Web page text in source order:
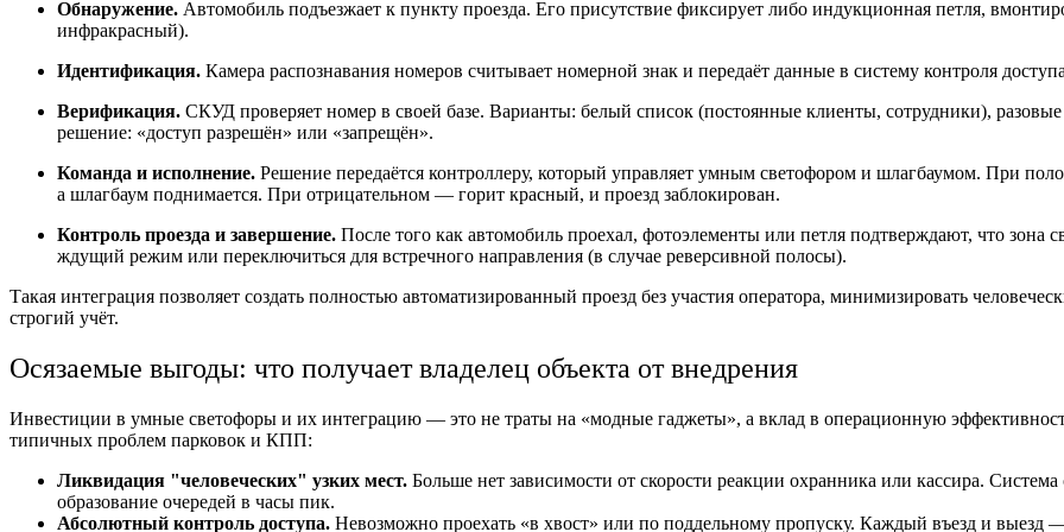
Обнаружение. Автомобиль подъезжает к пункту проезда. Его присутствие фиксирует либо индукционная петля,
инфракрасный).
Идентификация. Камера распознавания номеров считывает номерной знак и передаёт данные в систему контроля
Верификация. СКУД проверяет номер в своей базе. Варианты: белый список (постоянные клиенты, сотрудники),
решение: «доступ разрешён» или «запрещён».
Команда и исполнение. Решение передаётся контроллеру, который управляет умным светофором и шлагбаумом. При
а шлагбаум поднимается. При отрицательном — горит красный, и проезд заблокирован.
Контроль проезда и завершение. После того как автомобиль проехал, фотоэлементы или петля подтверждают, что зона
ждущий режим или переключиться для встречного направления (в случае реверсивной полосы).
Такая интеграция позволяет создать полностью автоматизированный проезд без участия оператора, минимизировать
строгий учёт.
Осязаемые выгоды: что получает владелец объекта от внедрения
Инвестиции в умные светофоры и их интеграцию — это не траты на «модные гаджеты», а вклад в операционную
типичных проблем парковок и КПП:
Ликвидация "человеческих" узких мест. Больше нет зависимости от скорости реакции охранника или кассира.
образование очередей в часы пик.
Абсолютный контроль доступа. Невозможно проехать «в хвост» или по поддельному пропуску. Каждый въезд и выезд